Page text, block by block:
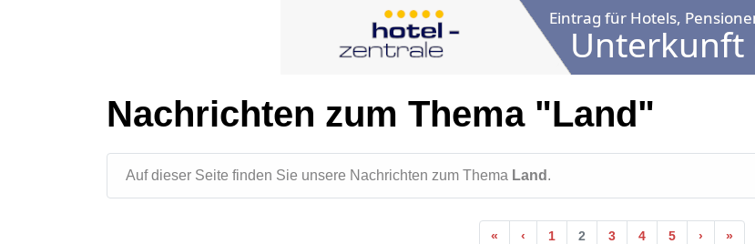
Nachrichten zum Thema "Land"
Auf dieser Seite finden Sie unsere Nachrichten zum Thema Land .
« ‹ 1 2 3 4 5 › »